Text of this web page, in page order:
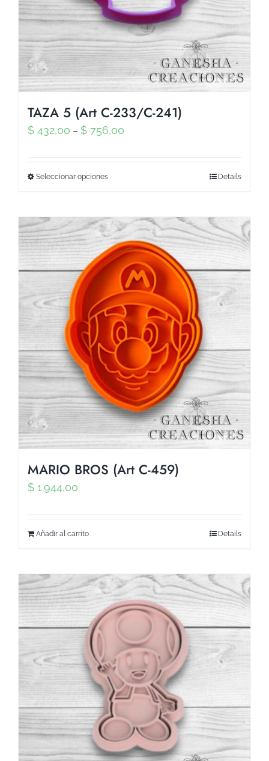
TAZA 5 (Art C-233/C-241)
$ 432,00 – $ 756,00
Seleccionar opciones Details
MARIO BROS (Art C-459)
$ 1.944,00
Añadir al carrito Details